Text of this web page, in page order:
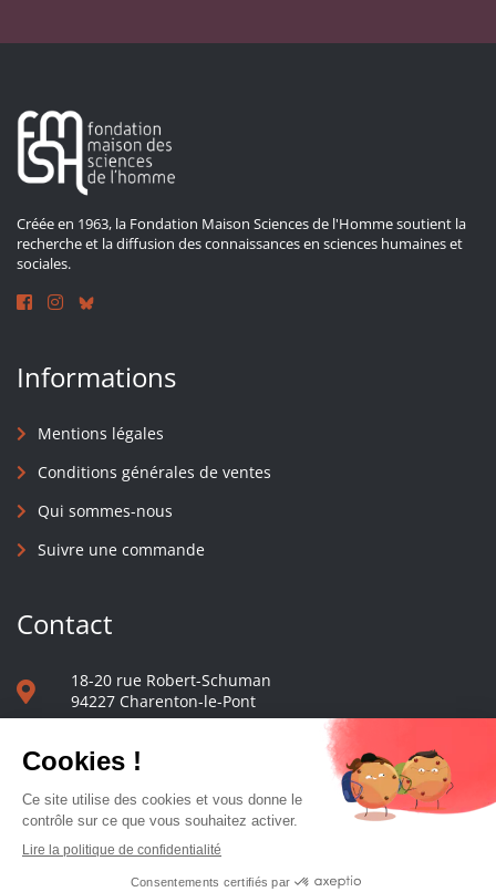
Créée en 1963, la Fondation Maison Sciences de l'Homme soutient la
recherche et la diffusion des connaissances en sciences humaines et
sociales.
Informations
Mentions légales
Conditions générales de ventes
Qui sommes-nous
Suivre une commande
Contact
18-20 rue Robert-Schuman
94227 Charenton-le-Pont